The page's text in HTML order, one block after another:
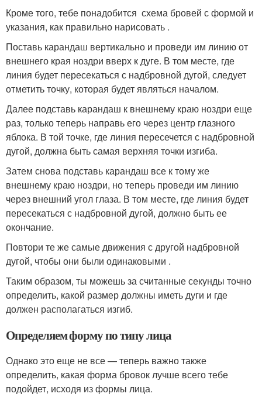
Кроме того, тебе понадобится схема бровей с формой и
указания, как правильно нарисовать .
Поставь карандаш вертикально и проведи им линию от
внешнего края ноздри вверх к дуге. В том месте, где
линия будет пересекаться с надбровной дугой, следует
отметить точку, которая будет являться началом.
Далее подставь карандаш к внешнему краю ноздри еще
раз, только теперь направь его через центр глазного
яблока. В той точке, где линия пересечется с надбровной
дугой, должна быть самая верхняя точки изгиба.
Затем снова подставь карандаш все к тому же
внешнему краю ноздри, но теперь проведи им линию
через внешний угол глаза. В том месте, где линия будет
пересекаться с надбровной дугой, должно быть ее
окончание.
Повтори те же самые движения с другой надбровной
дугой, чтобы они были одинаковыми .
Таким образом, ты можешь за считанные секунды точно
определить, какой размер должны иметь дуги и где
должен располагаться изгиб.
Определяем форму по типу лица
Однако это еще не все — теперь важно также
определить, какая форма бровок лучше всего тебе
подойдет, исходя из формы лица.